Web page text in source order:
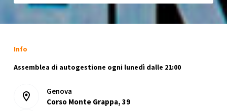
Info
Assemblea di autogestione ogni lunedì dalle 21:00
Genova
Corso Monte Grappa, 39